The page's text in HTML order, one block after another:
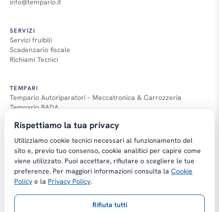
info@tempario.it
SERVIZI
Servizi fruibili
Scadenzario fiscale
Richiami Tecnici
TEMPARI
Tempario Autoriparatori – Meccatronica & Carrozzeria
Tempario BADA
Guida Applicazione Tempi
Copyright © Tempario.it | Powered by
Planus Group Srl - P.I. IT03584100238
Gestito da Giancarmelo Pittalà
Rispettiamo la tua privacy
Utilizziamo cookie tecnici necessari al funzionamento del
sito e, previo tuo consenso, cookie analitici per capire come
viene utilizzato. Puoi accettare, rifiutare o scegliere le tue
preferenze. Per maggiori informazioni consulta la Cookie
Policy e la Privacy Policy.
Rifiuta tutti